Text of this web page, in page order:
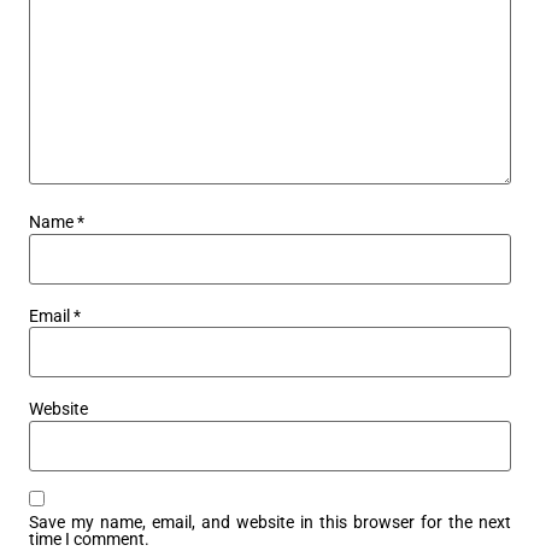
Name*
Email *
Website
Save my name, email, and website in this browser for the next
time I comment.